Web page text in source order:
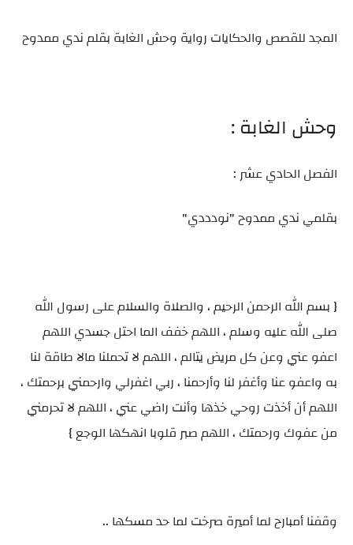
المجد للقصص والحكايات رواية وحش الغابة بقلم ندي ممدوح
وحش الغابة :
الفصل الحادي عشر :
بقلمي ندي ممدوح "نودددي"
{ بسم الله الرحمن الرحيم ، والصلاة والسلام على رسول الله
صلى الله عليه وسلم ، اللهم خفف الما احتل جسدي اللهم
اعفو عني وعن كل مريض يتالم ، اللهم لا تحملنا مالا طاقة لنا
به واعفو عنا وأغفر لنا وأرحمنا ، ربي اغفرلي وارحمني برحمتك ،
اللهم أن أخذت روحي خذها وأنت راضي عني ، اللهم لا تحرمني
من عفوك ورحمتك ، اللهم صبر قلوبا انهكها الوجع }
وقفنا أمبارح لما أميرة صرخت لما حد مسكها ..